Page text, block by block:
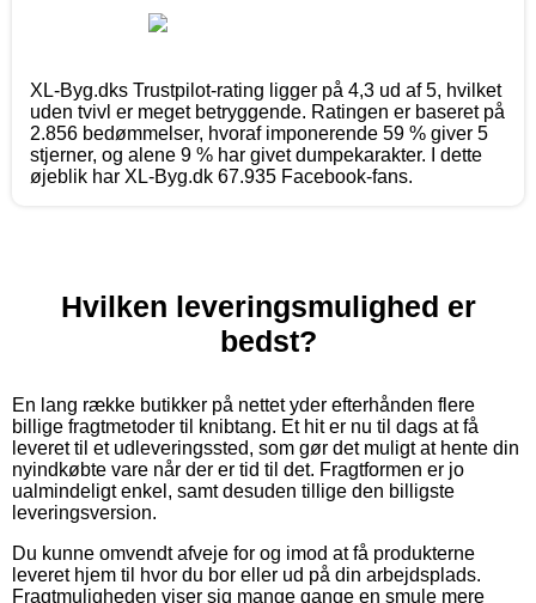
XL-Byg.dks Trustpilot-rating ligger på 4,3 ud af 5, hvilket
uden tvivl er meget betryggende. Ratingen er baseret på
2.856 bedømmelser, hvoraf imponerende 59 % giver 5
stjerner, og alene 9 % har givet dumpekarakter. I dette
øjeblik har XL-Byg.dk 67.935 Facebook-fans.
Hvilken leveringsmulighed er
bedst?
En lang række butikker på nettet yder efterhånden flere
billige fragtmetoder til knibtang. Et hit er nu til dags at få
leveret til et udleveringssted, som gør det muligt at hente din
nyindkøbte vare når der er tid til det. Fragtformen er jo
ualmindeligt enkel, samt desuden tillige den billigste
leveringsversion.
Du kunne omvendt afveje for og imod at få produkterne
leveret hjem til hvor du bor eller ud på din arbejdsplads.
Fragtmuligheden viser sig mange gange en smule mere